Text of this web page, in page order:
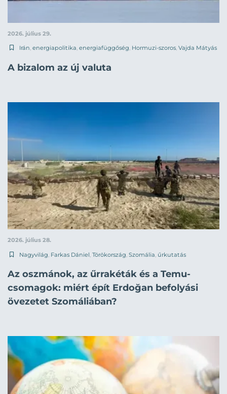
2026. július 29.
Irán, energiapolitika, energiafüggőség, Hormuzi-szoros, Vajda Mátyás
A bizalom az új valuta
2026. július 28.
Nagyvilág Farkas Dániel Törökország Szomália űrkutatás
Az oszmánok, az űrrakéták és a Temu-
csomagok: miért épít Erdoğan befolyási
övezetet Szomáliában?